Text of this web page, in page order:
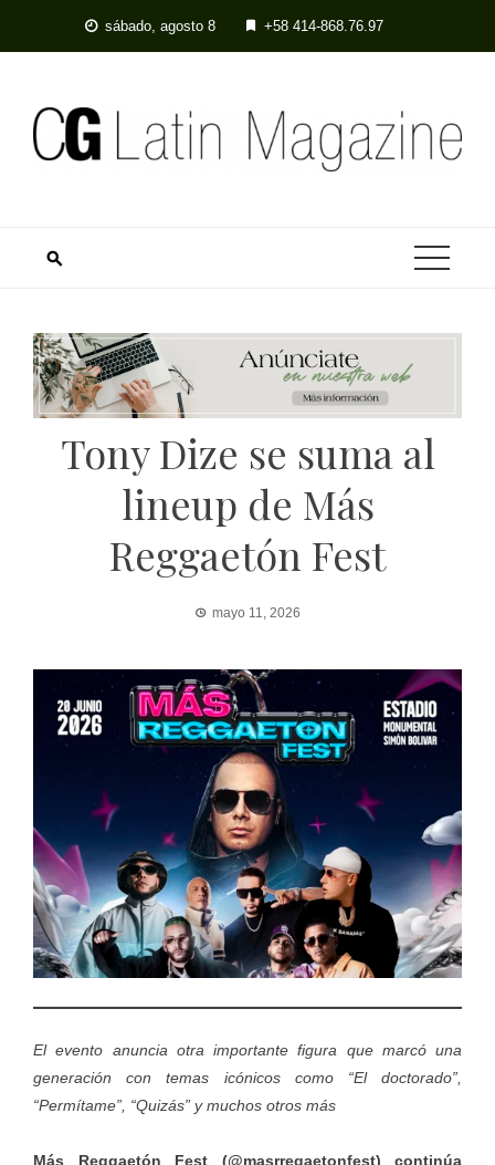
sábado, agosto 8 +58 414-868.76.97
Tony Dize se suma al
lineup de Más
Reggaetón Fest
mayo 11, 2026
El evento anuncia otra importante figura que marcó una
generación con temas icónicos como “El doctorado”,
“Permítame”, “Quizás” y muchos otros más
Más Reggaetón Fest (@masrregaetonfest) continúa